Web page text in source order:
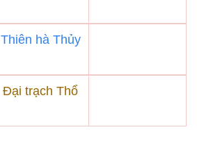
Thiên hà Thủy
Đại trạch Thổ